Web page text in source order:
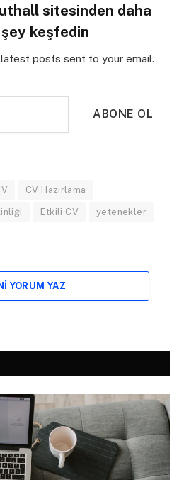
sitesinden daha
keşfedin
posts sent to your email.
ABONE OL
CV Hazırlama
Etkili CV yetenekler
YORUM YAZ